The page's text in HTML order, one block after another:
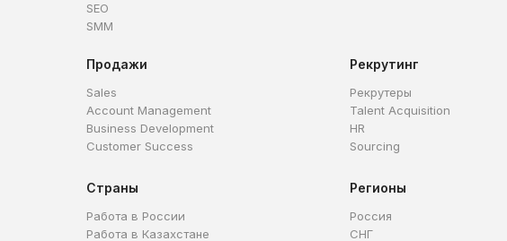
SEO
SMM
Продажи
Sales
Account Management
Business Development
Customer Success
Рекрутинг
Рекрутеры
Talent Acquisition
HR
Sourcing
Страны
Работа в России
Работа в Казахстане
Регионы
Россия
СНГ